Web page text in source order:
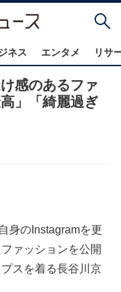
ネス エンタメ リサ
感のあるファ
」「綺麗過ぎ
身のInstagramを更
ァッションを公開
スを着る長谷川京